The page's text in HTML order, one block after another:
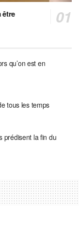
être
qu’on est en
tous les temps
prédisent la fin du